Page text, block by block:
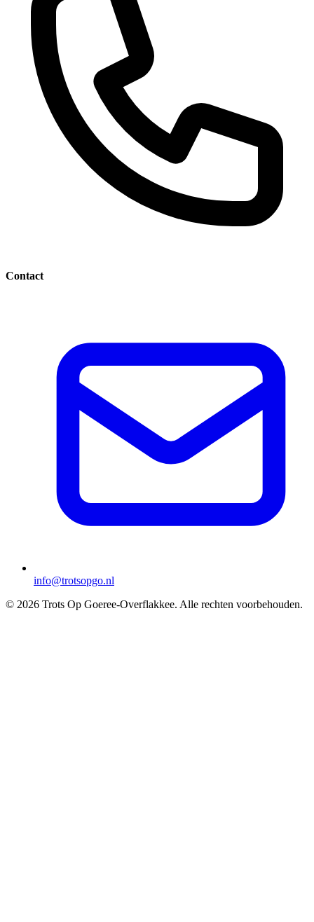
Contact
info@trotsopgo.nl
© 2026 Trots Op Goeree-Overflakkee. Alle rechten voorbehouden.